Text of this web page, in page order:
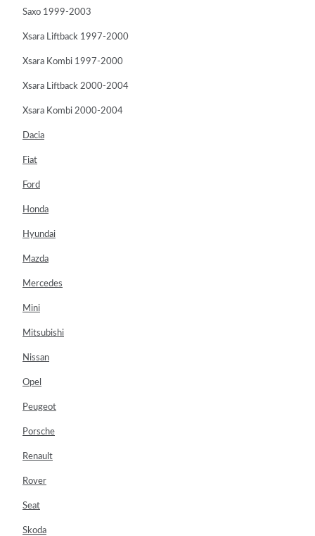
Saxo 1999-2003
Xsara Liftback 1997-2000
Xsara Kombi 1997-2000
Xsara Liftback 2000-2004
Xsara Kombi 2000-2004
Dacia
Fiat
Ford
Honda
Hyundai
Mazda
Mercedes
Mini
Mitsubishi
Nissan
Opel
Peugeot
Porsche
Renault
Rover
Seat
Skoda